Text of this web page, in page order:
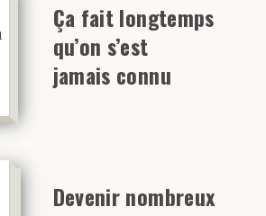
Ça fait longtemps
qu’on s’est
jamais connu
Devenir nombreux